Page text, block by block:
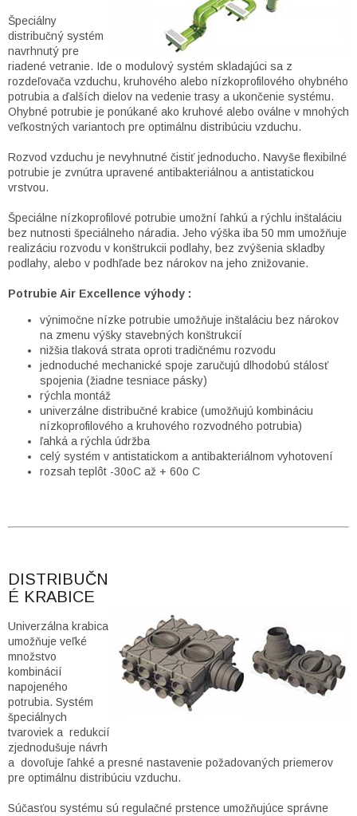
k
y
v
ý
p
i
s
Špeciálny
distribučný systém
navrhnutý pre
riadené vetranie. Ide o modulový systém skladajúci sa z
rozdeľovača vzduchu, kruhového alebo nízkoprofilového ohybného
potrubia a ďalších dielov na vedenie trasy a ukončenie systému.
Ohybné potrubie je ponúkané ako kruhové alebo oválne v mnohých
veľkostných variantoch pre optimálnu distribúciu vzduchu.
Rozvod vzduchu je nevyhnutné čistiť jednoducho. Navyše flexibilné
potrubie je zvnútra upravené antibakteriálnou a antistatickou
vrstvou.
Špeciálne nízkoprofilové potrubie umožní ľahkú a rýchlu inštaláciu
bez nutnosti špeciálneho náradia. Jeho výška iba 50 mm umožňuje
realizáciu rozvodu v konštrukcii podlahy, bez zvýšenia skladby
podlahy, alebo v podhľade bez nárokov na jeho znižovanie.
Potrubie Air Excellence výhody :
výnimočne nízke potrubie umožňuje inštaláciu bez nárokov
na zmenu výšky stavebných konštrukcií
nižšia tlaková strata oproti tradičnému rozvodu
jednoduché mechanické spoje zaručujú dlhodobú stálosť
spojenia (žiadne tesniace pásky)
rýchla montáž
univerzálne distribučné krabice (umožňujú kombináciu
nízkoprofilového a kruhového rozvodného potrubia)
ľahká a rýchla údržba
celý systém v antistatickom a antibakteriálnom vyhotovení
rozsah teplôt -30oC až + 60o C
DISTRIBUČN
É KRABICE
Univerzálna krabica
umožňuje veľké
množstvo
kombinácií
napojeného
potrubia. Systém
špeciálnych
tvaroviek a redukcií
zjednodušuje návrh
a dovoľuje ľahké a presné nastavenie požadovaných priemerov
pre optimálnu distribúciu vzduchu.
Súčasťou systému sú regulačné prstence umožňujúce správne